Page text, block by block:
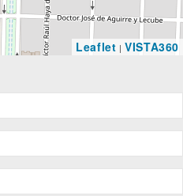
Leaflet |VISTA360